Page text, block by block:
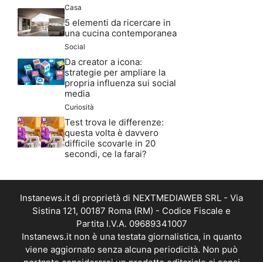
Casa
5 elementi da ricercare in
una cucina contemporanea
Social
Da creator a icona:
strategie per ampliare la
propria influenza sui social
media
Curiosità
Test trova le differenze:
questa volta è davvero
difficile scovarle in 20
secondi, ce la farai?
Instanews.it di proprietà di NEXTMEDIAWEB SRL - Via
Sistina 121, 00187 Roma (RM) - Codice Fiscale e
Partita I.V.A. 09689341007
Instanews.it non è una testata giornalistica, in quanto
viene aggiornato senza alcuna periodicità. Non può